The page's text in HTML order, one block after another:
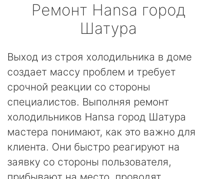
Ремонт Hansa город
Шатура
Выход из строя холодильника в доме
создает массу проблем и требует
срочной реакции со стороны
специалистов. Выполняя ремонт
холодильников Hansa город Шатура
мастера понимают, как это важно для
клиента. Они быстро реагируют на
заявку со стороны пользователя,